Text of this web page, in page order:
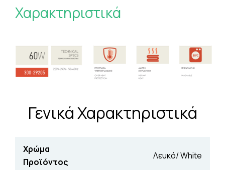
Χαρακτηριστικά
Γενικά Χαρακτηριστικά
Χρώμα
Προϊόντος
Λευκό/ White